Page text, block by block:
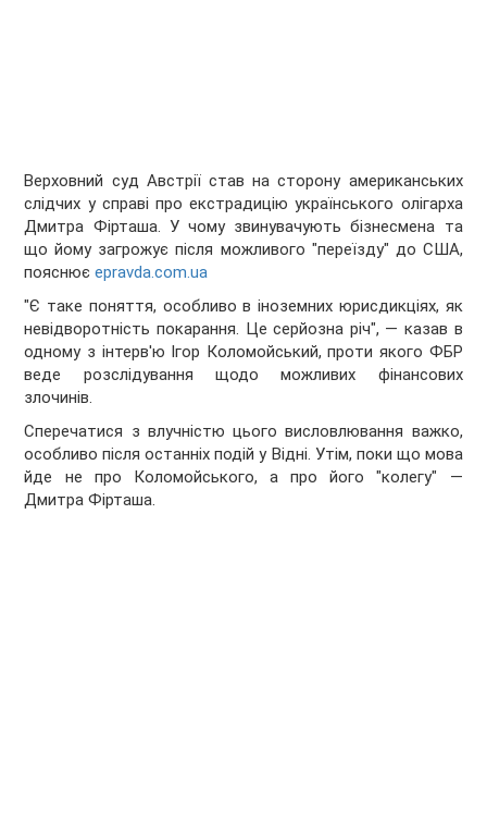
Верховний суд Австрії став на сторону американських
слідчих у справі про екстрадицію українського олігарха
Дмитра Фірташа. У чому звинувачують бізнесмена та
що йому загрожує після можливого "переїзду" до США,
пояснюєepravda.com.ua
"Є таке поняття, особливо в іноземних юрисдикціях, як
невідворотність покарання. Це серйозна річ", — казав в
одному з інтерв'ю Ігор Коломойський, проти якого ФБР
веде розслідування щодо можливих фінансових
злочинів.
Сперечатися з влучністю цього висловлювання важко,
особливо після останніх подій у Відні. Утім, поки що мова
йде не про Коломойського, а про його "колегу" —
Дмитра Фірташа.